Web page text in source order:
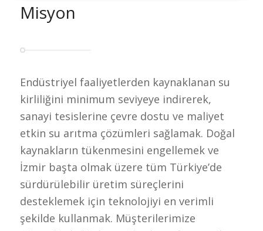
Misyon
Endüstriyel faaliyetlerden kaynaklanan su
kirliliğini minimum seviyeye indirerek,
sanayi tesislerine çevre dostu ve maliyet
etkin su arıtma çözümleri sağlamak. Doğal
kaynakların tükenmesini engellemek ve
İzmir başta olmak üzere tüm Türkiye’de
sürdürülebilir üretim süreçlerini
desteklemek için teknolojiyi en verimli
şekilde kullanmak. Müşterilerimize